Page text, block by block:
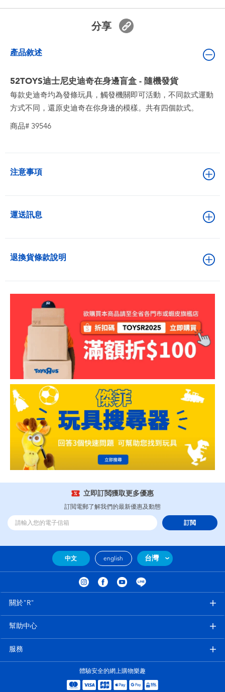
電池
任天堂 Switch
盲盒
生活雜貨
分享
產品敘述
52TOYS迪士尼史迪奇在身邊盲盒 - 隨機發貨
每款史迪奇圴為發條玩具，觸發機關即可活動，不同款式運動
方式不同，還原史迪奇在你身邊的模樣。共有四個款式。
商品# 39546
注意事項
運送訊息
退換貨條款說明
立即訂閲獲取更多優惠
訂閲電郵了解我們的最新優惠及動態
訂閲
中文 english 台灣
關於"R"
幫助中心
服務
體驗安全的網上購物樂趣